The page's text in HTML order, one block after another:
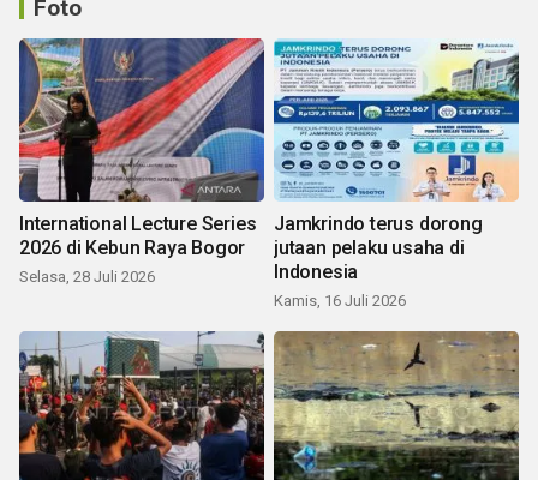
Foto
International Lecture Series
2026 di Kebun Raya Bogor
Selasa, 28 Juli 2026
Jamkrindo terus dorong
jutaan pelaku usaha di
Indonesia
Kamis, 16 Juli 2026